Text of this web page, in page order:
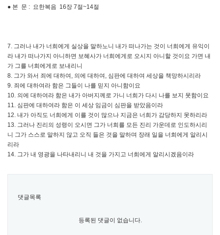
● 본 문 : 요한복음 16장 7절~14절
7. 그러나 내가 너희에게 실상을 말하노니 내가 떠나가는 것이 너희에게 유익이
라 내가 떠나가지 아니하면 보혜사가 너희에게로 오시지 아니할 것이요 가면 내
가 그를 너희에게로 보내리니
8. 그가 와서 죄에 대하여, 의에 대하여, 심판에 대하여 세상을 책망하시리라
9. 죄에 대하여라 함은 그들이 나를 믿지 아니함이요
10. 의에 대하여라 함은 내가 아버지께로 가니 너희가 다시 나를 보지 못함이요
11. 심판에 대하여라 함은 이 세상 임금이 심판을 받았음이라
12. 내가 아직도 너희에게 이를 것이 많으나 지금은 너희가 감당하지 못하리라
13. 그러나 진리의 성령이 오시면 그가 너희를 모든 진리 가운데로 인도하시리
니 그가 스스로 말하지 않고 오직 들은 것을 말하며 장래 일을 너희에게 알리시
리라
14. 그가 내 영광을 나타내리니 내 것을 가지고 너희에게 알리시겠음이라
댓글목록
등록된 댓글이 없습니다.